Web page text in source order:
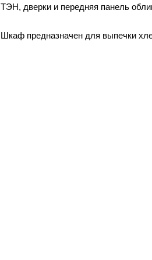
ТЭН, дверки и передняя панель
Шкаф предназначен для выпечки